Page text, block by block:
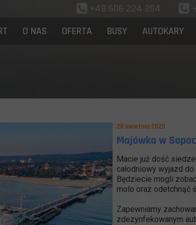
O NAS OFERTA BUSY AUTOKARY
28 kwietnia 2020
Macie już dość
całodniowy wyjazd
Będziecie mogli
molo oraz odetchnąć
Zapewniamy
zdezynfekowanym
Majówka w